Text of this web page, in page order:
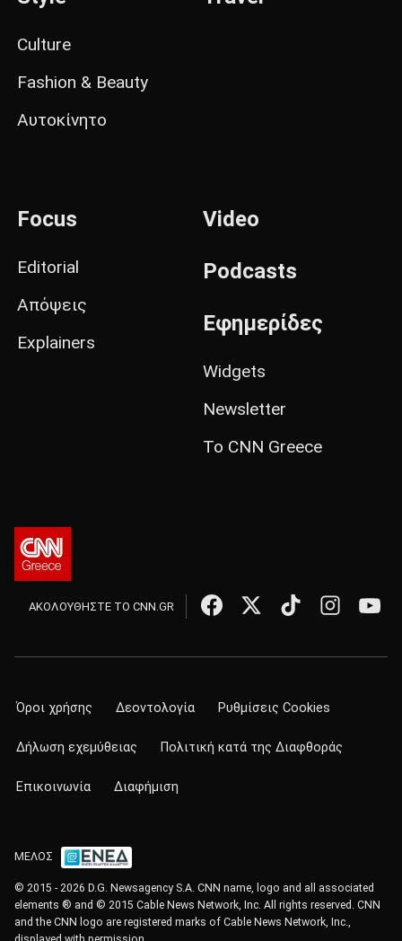
Culture
Fashion & Beauty
Αυτοκίνητο
Focus
Editorial
Απόψεις
Explainers
Video
Podcasts
Εφημερίδες
Widgets
Newsletter
Το CNN Greece
ΑΚΟΛΟΥΘΗΣΤΕ ΤΟ CNN.GR
Όροι χρήσης Δεοντολογία Ρυθμίσεις Cookies
Δήλωση εχεμύθειας Πολιτική κατά της Διαφθοράς
Επικοινωνία Διαφήμιση
ΜΕΛΟΣ
© 2015 - 2026 D.G. Newsagency S.A. CNN name, logo and all associated
elements ® and © 2015 Cable News Network, Inc. All rights reserved. CNN
and the CNN logo are registered marks of Cable News Network, Inc.,